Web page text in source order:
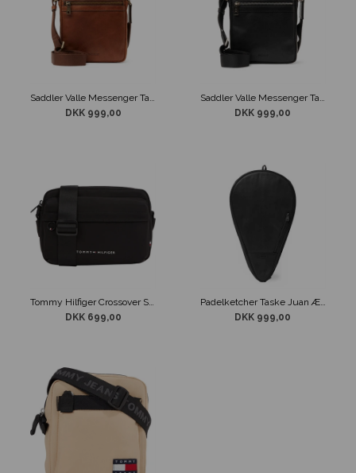
Saddler Valle Messenger Taske Midbrown
DKK 999,00
Saddler Valle Messenger Taske Sort
DKK 999,00
Tommy Hilfiger Crossover Skyline EW Reporter Sort
DKK 699,00
Padelketcher Taske Juan Ægte Læder Sort
DKK 999,00